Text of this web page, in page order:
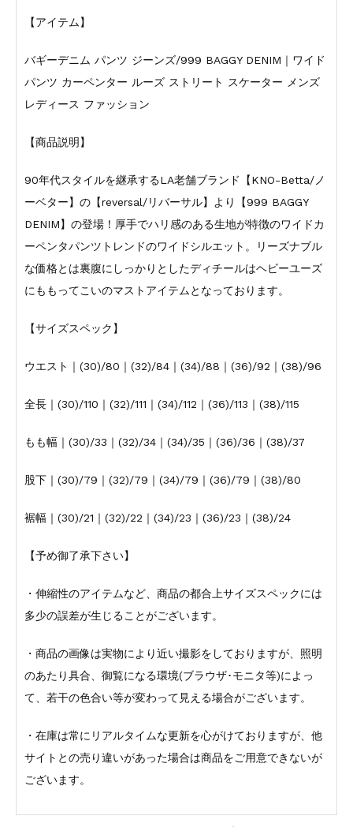
【アイテム】
バギーデニム パンツ ジーンズ/999 BAGGY DENIM｜ワイド
パンツ カーペンター ルーズ ストリート スケーター メンズ
レディース ファッション
【商品説明】
90年代スタイルを継承するLA老舗ブランド【KNO-Betta/ノ
ーベター】の【reversal/リバーサル】より【999 BAGGY
DENIM】の登場！厚手でハリ感のある生地が特徴のワイドカ
ーペンタパンツトレンドのワイドシルエット。リーズナブル
な価格とは裏腹にしっかりとしたディチールはヘビーユーズ
にももってこいのマストアイテムとなっております。
【サイズスペック】
ウエスト｜(30)/80｜(32)/84｜(34)/88｜(36)/92｜(38)/96
全長｜(30)/110｜(32)/111｜(34)/112｜(36)/113｜(38)/115
もも幅｜(30)/33｜(32)/34｜(34)/35｜(36)/36｜(38)/37
股下｜(30)/79｜(32)/79｜(34)/79｜(36)/79｜(38)/80
裾幅｜(30)/21｜(32)/22｜(34)/23｜(36)/23｜(38)/24
【予め御了承下さい】
・伸縮性のアイテムなど、商品の都合上サイズスペックには
多少の誤差が生じることがございます。
・商品の画像は実物により近い撮影をしておりますが、照明
のあたり具合、御覧になる環境(ブラウザ･モニタ等)によっ
て、若干の色合い等が変わって見える場合がございます。
・在庫は常にリアルタイムな更新を心がけておりますが、他
サイトとの売り違いがあった場合は商品をご用意できないが
ございます。